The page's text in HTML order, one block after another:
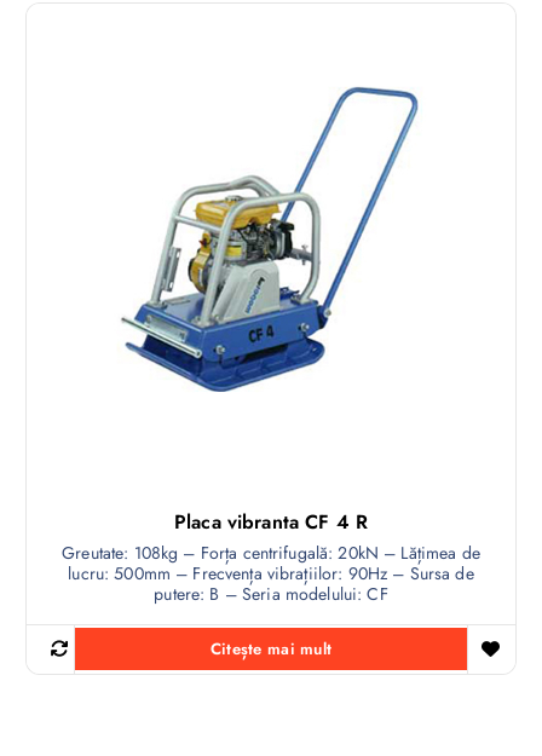
Placa vibranta CF 4 R
Greutate: 108kg – Forța centrifugală: 20kN – Lățimea de
lucru: 500mm – Frecvența vibrațiilor: 90Hz – Sursa de
putere: B – Seria modelului: CF
Citește mai mult